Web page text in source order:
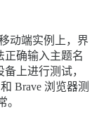
动端实例上，界
正确输入主题名
上进行测试，
Brave 浏览器测
。